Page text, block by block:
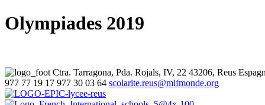
Olympiades 2019
Ctra. Tarragona, Pda. Rojals, IV, 22 43206, Reus
977 77 19 17 977 30 03 64 scolarite.reus@mlfmonde.org